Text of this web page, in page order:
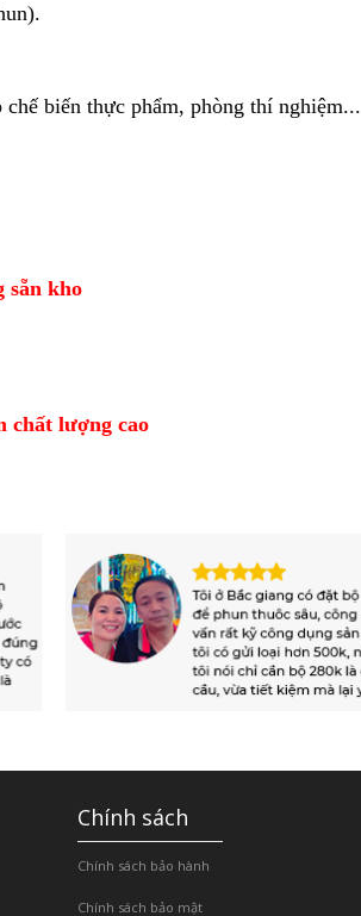
biến thực phẩm, phòng thí nghiệm...
sẵn kho
chất lượng cao
Chính sách
Chính sách bảo hành
Chính sách bảo mật